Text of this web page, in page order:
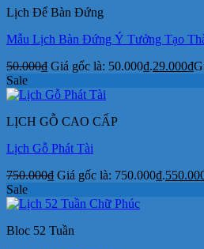
Lịch Để Bàn Đứng
Mẫu Lịch Bàn Đứng Ý Tưởng Tạo
50.000₫ Giá gốc là: 50.000₫.29.000₫
Sale
LỊCH GỖ CAO CẤP
Lịch Gỗ Phát Tài
750.000₫ Giá gốc là: 750.000₫.
Sale
Bloc 52 Tuần